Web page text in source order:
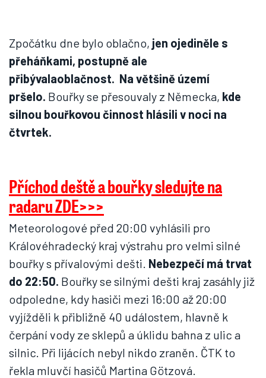
Zpočátku dne bylo oblačno, jen ojediněle s
přeháňkami, postupně ale
přibývalaoblačnost. Na většině území
pršelo. Bouřky se přesouvaly z Německa, kde
silnou bouřkovou činnost hlásili v noci na
čtvrtek.
Příchod deště a bouřky sledujte na
radaru ZDE>>>
Meteorologové před 20:00 vyhlásili pro
Královéhradecký kraj výstrahu pro velmi silné
bouřky s přívalovými dešti. Nebezpečí má trvat
do 22:50. Bouřky se silnými dešti kraj zasáhly již
odpoledne, kdy hasiči mezi 16:00 až 20:00
vyjížděli k přibližně 40 událostem, hlavně k
čerpání vody ze sklepů a úklidu bahna z ulic a
silnic. Při lijácích nebyl nikdo zraněn. ČTK to
řekla mluvčí hasičů Martina Götzová.